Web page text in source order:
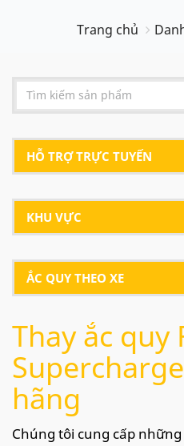
Trang chủ
HỖ TRỢ TRỰC TUYẾN
KHU VỰC
ẮC QUY THEO XE
Thay ắc quy
hãng
Chúng tôi cung cấp